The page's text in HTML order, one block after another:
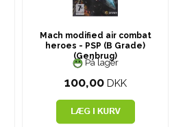
Mach modified air combat
heroes - PSP (B Grade)
(Genbrug)
På lager
100,00 DKK